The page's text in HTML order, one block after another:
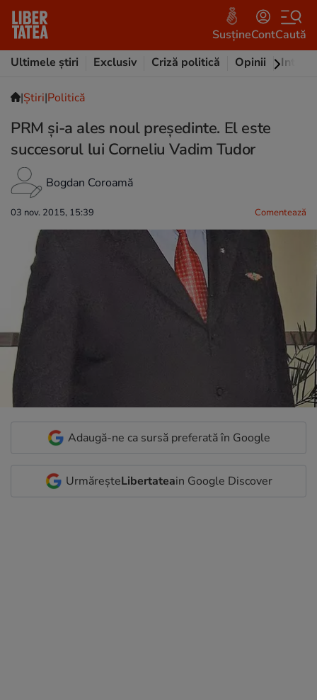
SusțineContCaută
Ultimele știri
Exclusiv Criză politică Opinii
|Ştiri|Politică
PRM și-a ales noul președinte. El este
succesorul lui Corneliu Vadim Tudor
Bogdan Coroamă
03 nov. 2015, 15:39 Comentează
Adaugă-ne ca sursă preferată în Google
UrmăreșteLibertateain Google Discover